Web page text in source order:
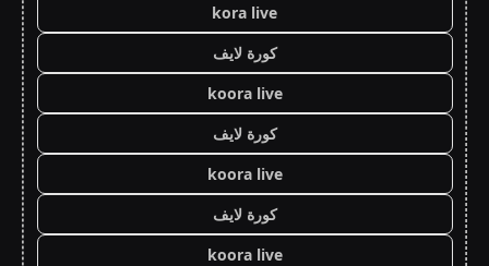
kora live
كورة لايف
koora live
كورة لايف
koora live
كورة لايف
koora live